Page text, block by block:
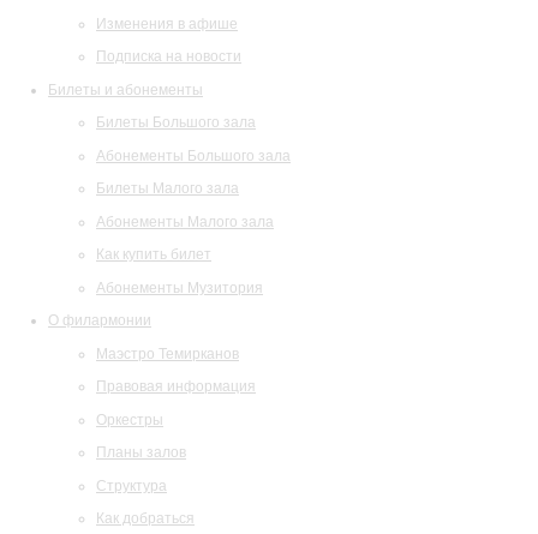
Изменения в афише
Подписка на новости
Билеты и абонементы
Билеты Большого зала
Абонементы Большого зала
Билеты Малого зала
Абонементы Малого зала
Как купить билет
Абонементы Музитория
О филармонии
Маэстро Темирканов
Правовая информация
Оркестры
Планы залов
Структура
Как добраться